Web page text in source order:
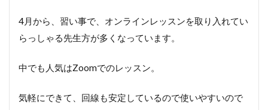
4月から、習い事で、オンラインレッスンを取り入れてい
らっしゃる先生方が多くなっています。
中でも人気はZoomでのレッスン。
気軽にできて、回線も安定しているので使いやすいので